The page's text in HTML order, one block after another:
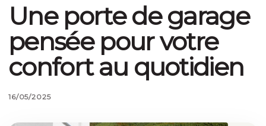
Une porte de garage
pensée pour votre
confort au quotidien
16/05/2025